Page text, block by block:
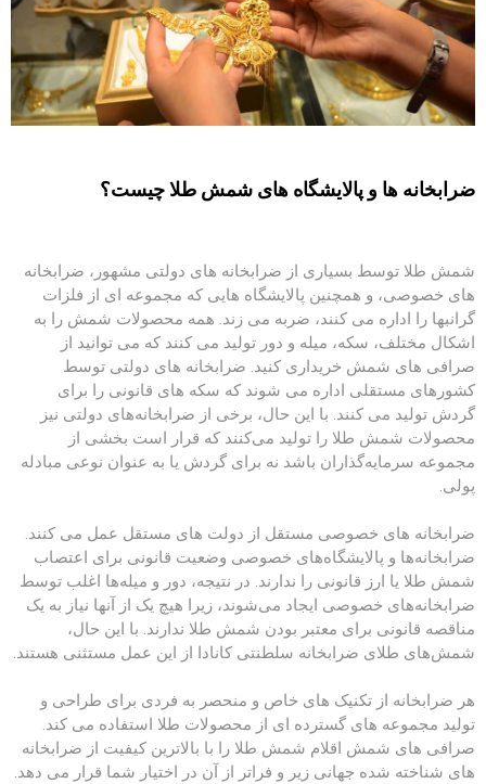
ضرابخانه ها و پالایشگاه های شمش طلا چیست؟
شمش طلا توسط بسیاری از ضرابخانه های دولتی مشهور، ضرابخانه
های خصوصی، و همچنین پالایشگاه هایی که مجموعه ای از فلزات
گرانبها را اداره می کنند، ضربه می زند. همه محصولات شمش را به
اشکال مختلف، سکه، میله و دور تولید می کنند که می توانید از
صرافی های شمش خریداری کنید. ضرابخانه های دولتی توسط
کشورهای مستقلی اداره می شوند که سکه های قانونی را برای
گردش تولید می کنند. با این حال، برخی از ضرابخانه‌های دولتی نیز
محصولات شمش طلا را تولید می‌کنند که قرار است بخشی از
مجموعه سرمایه‌گذاران باشد نه برای گردش یا به عنوان نوعی مبادله
پولی.
ضرابخانه های خصوصی مستقل از دولت های مستقل عمل می کنند.
ضرابخانه‌ها و پالایشگاه‌های خصوصی وضعیت قانونی برای اعتصاب
شمش طلا یا ارز قانونی را ندارند. در نتیجه، دور و میله‌ها اغلب توسط
ضرابخانه‌های خصوصی ایجاد می‌شوند، زیرا هیچ یک از آنها نیاز به یک
مناقصه قانونی برای معتبر بودن شمش طلا ندارند. با این حال،
شمش‌های طلای ضرابخانه سلطنتی کانادا از این عمل مستثنی هستند.
هر ضرابخانه از تکنیک های خاص و منحصر به فردی برای طراحی و
تولید مجموعه های گسترده ای از محصولات طلا استفاده می کند.
صرافی های شمش اقلام شمش طلا را با بالاترین کیفیت از ضرابخانه
های شناخته شده جهانی زیر و فراتر از آن در اختیار شما قرار می دهد.